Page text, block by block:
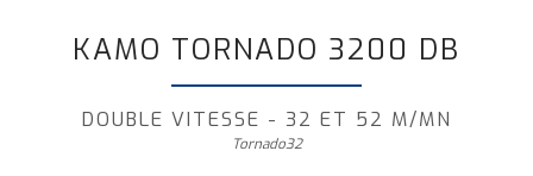
KAMO TORNADO 3200 DB
DOUBLE VITESSE - 32 ET 52 M/MN
Tornado32